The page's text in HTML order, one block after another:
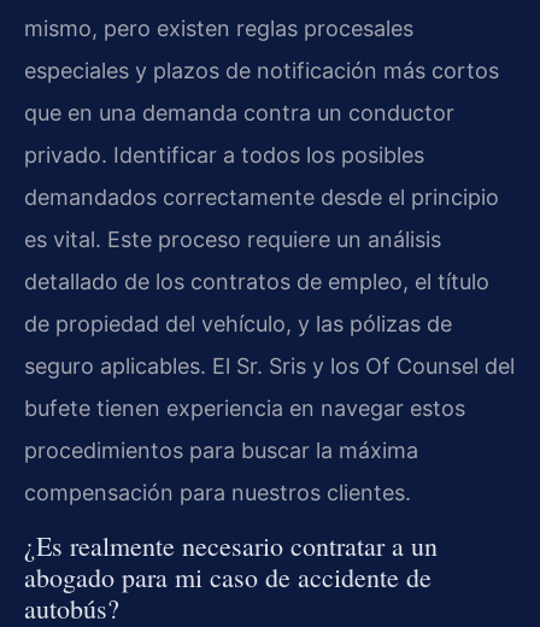
mismo, pero existen reglas procesales
especiales y plazos de notificación más cortos
que en una demanda contra un conductor
privado. Identificar a todos los posibles
demandados correctamente desde el principio
es vital. Este proceso requiere un análisis
detallado de los contratos de empleo, el título
de propiedad del vehículo, y las pólizas de
seguro aplicables. El Sr. Sris y los Of Counsel del
bufete tienen experiencia en navegar estos
procedimientos para buscar la máxima
compensación para nuestros clientes.
¿Es realmente necesario contratar a un
abogado para mi caso de accidente de
autobús?